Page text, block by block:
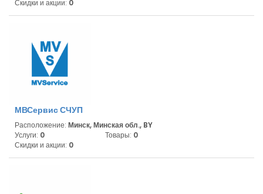
Скидки и акции: 0
МВСервис СЧУП
Расположение: Минск, Минская обл., BY
Услуги: 0 Товары: 0
Скидки и акции: 0